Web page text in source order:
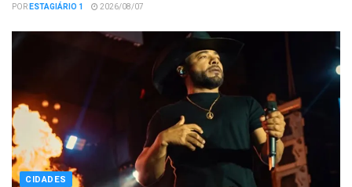
PORESTAGIÁRIO 1 2026/08/07
CIDADES